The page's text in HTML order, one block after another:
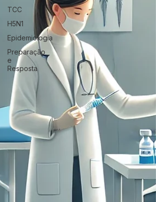
TCC
H5N1
Epidemiologia
Preparação
e
Resposta